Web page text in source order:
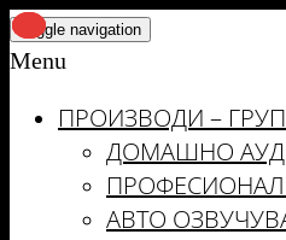
Skip
to
content
Toggle navigation
Menu
ПРОИЗВОДИ –
ДОМАШНО
АВТО